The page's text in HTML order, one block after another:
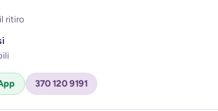
trattamento dei miei dati per ricevere
(
ritiro
370 120 9191